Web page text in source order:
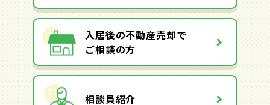
入居後の不動産売却で
ご相談の方
相談員紹介